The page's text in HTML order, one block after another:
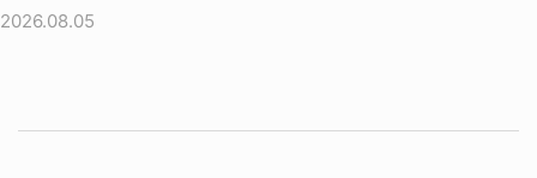
2026.08.05